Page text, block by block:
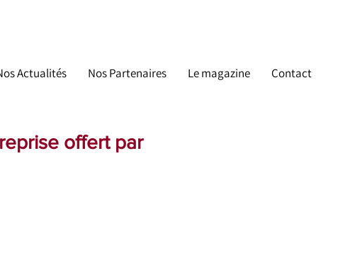
Actualités Nos Partenaires Le magazine Contact
offert par